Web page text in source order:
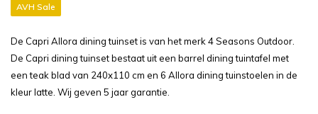
AVH Sale
De Capri Allora dining tuinset is van het merk 4 Seasons Outdoor.
De Capri dining tuinset bestaat uit een barrel dining tuintafel met
een teak blad van 240x110 cm en 6 Allora dining tuinstoelen in de
kleur latte. Wij geven 5 jaar garantie.